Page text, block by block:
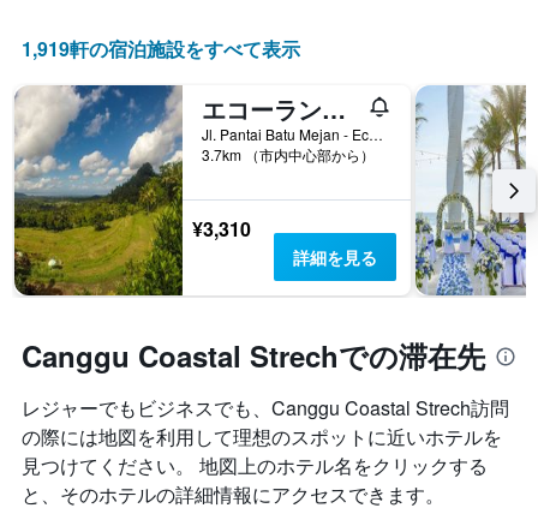
1,919​軒の宿泊施設をすべて表示
エコーランド ベッド & ブレックファスト
Jl. Pantai Batu Mejan - Echo B, ケロボカン, インドネシア
3.7km （市内中心部から）
¥3,310
詳細を見る
Canggu Coastal Strechでの滞在先
レジャーでもビジネスでも、Canggu Coastal Strech​訪問
の際には地図を利用して理想のスポットに近いホテルを
見つけてください。 地図上のホテル名をクリックする
と、そのホテルの詳細情報にアクセスできます。